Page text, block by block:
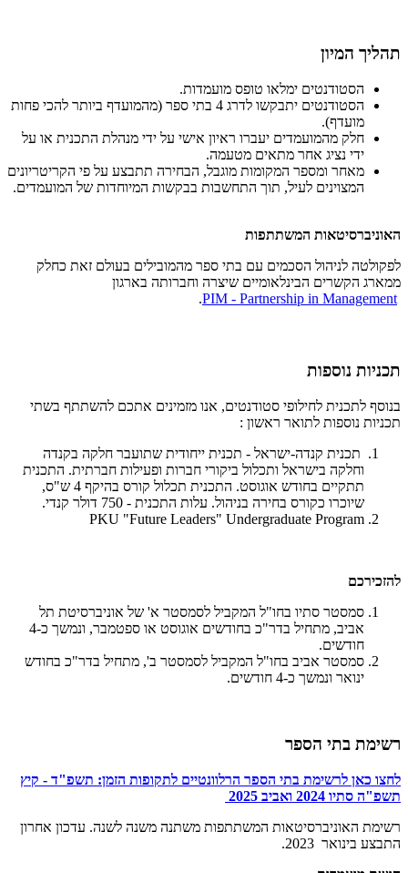
​תהליך המיון
הסטודנטים ימלאו טופס מועמדות.
הסטודנטים יתבקשו לדרג 4 בתי ספר (מהמועדף ביותר להכי פחות
מועדף).
חלק מהמועמדים יעברו ראיון אישי על ידי מנהלת התכנית או על
ידי נציג אחר מתאים מטעמה.
מאחר ומספר המקומות מוגבל, הבחירה תתבצע על פי הקריטריונים
המצוינים לעיל, תוך התחשבות בבקשות המיוחדות של המועמדים.
האוניברסיטאות המשתתפות
לפקולטה לניהול הסכמים עם בתי ספר מהמובילים בעולם זאת כחלק
ממארג הקשרים הבינלאומיים שיצרה וחברותה בארגון
PIM - Partnership in Management
.
תכניות נוספות
בנוסף לתכנית לחילופי סטודנטים, אנו מזמינים אתכם להשתתף בשתי
תכניות נוספות לתואר ראשון :
תכנית קנדה-ישראל - תכנית ייחודית שתועבר חלקה בקנדה
וחלקה בישראל ותכלול ביקורי חברות ופעילות חברתית. התכנית
תתקיים בחודש אוגוסט. התכנית תכלול קורס בהיקף 4 ש"ס,
שיוכרו כקורס בחירה בניהול. עלות התכנית - 750 דולר קנדי.
PKU "Future Leaders" Undergraduate Program
להזכירכם
סמסטר סתיו בחו"ל המקביל לסמסטר א' של אוניברסיטת תל
אביב, מתחיל בדר"כ בחודשים אוגוסט או ספטמבר, ונמשך כ-4
חודשים.
סמסטר אביב בחו"ל המקביל לסמסטר ב', מתחיל בדר"כ בחודש
ינואר ונמשך כ-4 חודשים.
רשימת בתי הספר
לחצו כאן לרשימת בתי הספר הרלוונטיים לתקופות הזמן: תשפ"ד - קיץ
תשפ"ה סתיו 2024 ואביב 2025
רשימת האוניברסיטאות המשתתפות משתנה משנה לשנה. עדכון אחרון
התבצע בינואר 2023.